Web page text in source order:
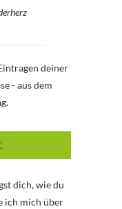
deiner
- aus dem
dich, wie du
ich mich über